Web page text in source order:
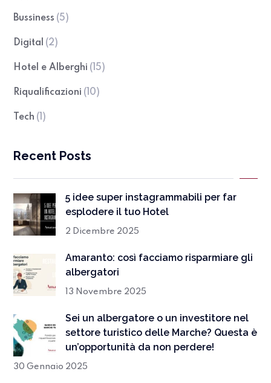
Bussiness (5)
Digital (2)
Hotel e Alberghi (15)
Riqualificazioni (10)
Tech (1)
Recent Posts
5 idee super instagrammabili per far
esplodere il tuo Hotel
2 Dicembre 2025
Amaranto: così facciamo risparmiare gli
albergatori
13 Novembre 2025
Sei un albergatore o un investitore nel
settore turistico delle Marche? Questa è
un’opportunità da non perdere!
30 Gennaio 2025